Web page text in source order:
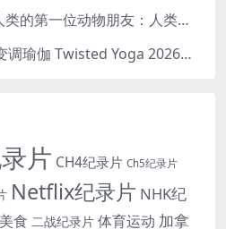
Boreales纪录片《人类的第一位动物朋友：人类和狗的神奇故事 Man’s First Friend 2018》英语中英双字 1080P/MP4/1.8G 狗的神奇故事
AppleTV纪录片《变调瑜伽 Twisted Yoga 2026》全3集 英语中英双字 无水印纯净版 1080P/MKV/10G 瑜伽大师背后的真相
片 CH4纪录片 Ch5纪录片
Netflix纪录片 NHK纪
食 二战纪录片 体育运动 加拿